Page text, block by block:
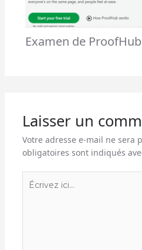
Examen de ProofHub
Laisser un
Votre adresse e-mail ne sera
obligatoires sont indiqués
Écrivez
ici…